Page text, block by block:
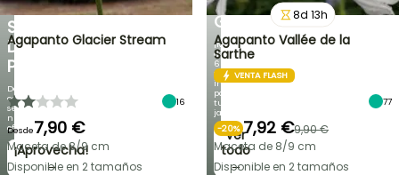
UNA
SELECCIÓN
DE
PLANTAS!
Descubre
cada
semana
nuevas
ofertas
¡Aprovecha!
→
GERMANICA
¡Más
de
60
variedades
inéditas
para
tu
jardín!
Ver
todo
→
Agapanto Glacier Stream
16
Desde7,90 €
Maceta de 8/9 cm
Disponible en 2 tamaños
8d 13h
Agapanto Vallée de la
Sarthe
VENTA FLASH
77
-20% 7,92 €9,90 €
Maceta de 8/9 cm
Disponible en 2 tamaños